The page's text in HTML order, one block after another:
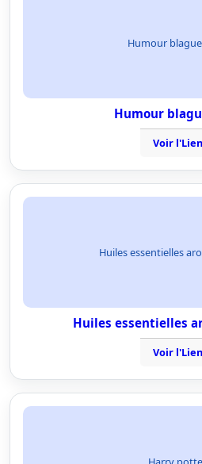
Humour
Humour
Voir l'Lien
Huiles essentielles
Huiles essentielles
Voir l'Lien